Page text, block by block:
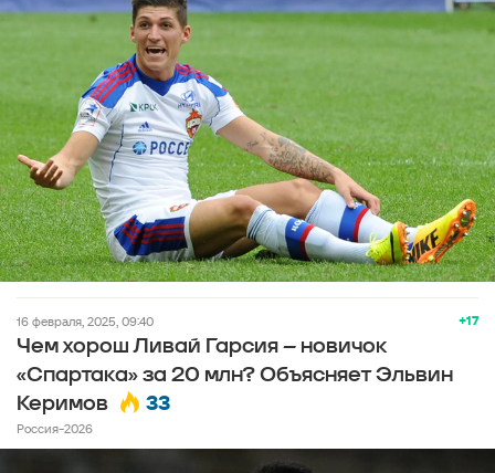
+17
16 февраля, 2025, 09:40
Чем хорош Ливай Гарсия – новичок
«Спартака» за 20 млн? Объясняет Эльвин
Керимов
33
Россия-2026